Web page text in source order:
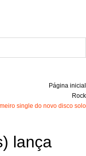
Página inicial
Rock
single do novo disco solo
lança